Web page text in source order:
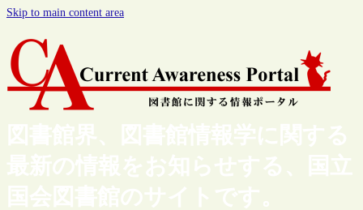
Skip to main content area
図書館界、図書館情報学に関する
最新の情報をお知らせする、国立
国会図書館のサイトです。